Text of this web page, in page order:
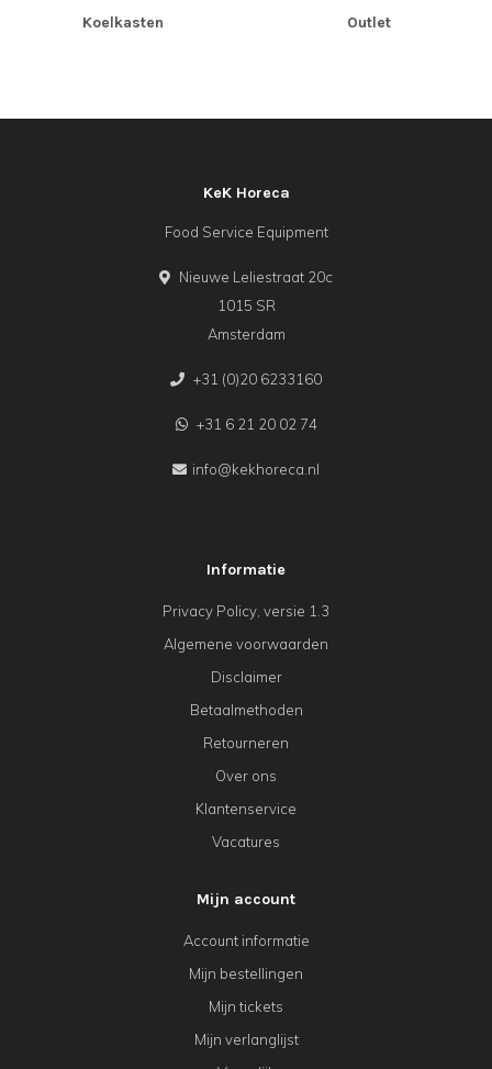
Koelkasten Outlet
KeK Horeca
Food Service Equipment
Nieuwe Leliestraat 20c
1015 SR
Amsterdam
+31 (0)20 6233160
+31 6 21 20 02 74
info@kekhoreca.nl
Informatie
Privacy Policy, versie 1.3
Algemene voorwaarden
Disclaimer
Betaalmethoden
Retourneren
Over ons
Klantenservice
Vacatures
Mijn account
Account informatie
Mijn bestellingen
Mijn tickets
Mijn verlanglijst